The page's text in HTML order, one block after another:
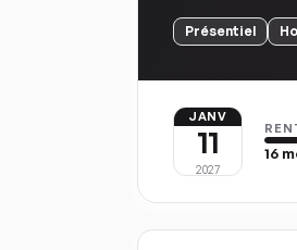
Présentiel
JANV
11
2027
16